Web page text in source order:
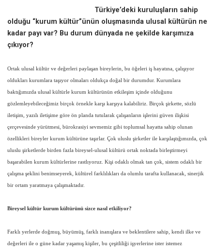
Türkiye’deki kuruluşların sahip
olduğu “kurum kültür”ünün oluşmasında ulusal kültürün ne
kadar payı var? Bu durum dünyada ne şekilde karşımıza
çıkıyor?
Ortak ulusal kültür ve değerleri paylaşan bireylerin, bu öğeleri iş hayatına, çalışıyor
oldukları kurumlara taşıyor olmaları oldukça doğal bir durumdur. Kurumlara
baktığımızda ulusal kültürle kurum kültürünün etkileşim içinde olduğunu
gözlemleyebileceğimiz birçok örnekle karşı karşıya kalabiliriz. Birçok şirkette, sözlü
iletişim, yazılı iletişime göre ön planda tutularak çalışanların işlerini güven ilişkisi
çerçevesinde yürütmesi, bürokrasiyi sevmemiz gibi toplumsal hayatta sahip olunan
özellikleri bireyler kurum kültürüne taşırlar. Çok uluslu şirketler ile karşılaştığımızda, çok
uluslu şirketlerde birden fazla bireysel-ulusal kültürü ortak noktada birleştirmeyi
başarabilen kurum kültürlerine rastlıyoruz. Kişi odaklı olmak tan çok, sistem odaklı bir
çalışma şeklini benimseyerek, kültürel farklılıkları da olumlu tarafta kullanacak, sinerjik
bir ortam yaratmaya çalışmaktadır.
Bireysel kültür kurum kültürünü sizce nasıl etkiliyor?
Farklı yerlerde doğmuş, büyümüş, farklı inanışlara ve beklentilere sahip, kendi ilke ve
değerleri ile o güne kadar yaşamış kişiler, bu çeşitliliği işyerlerine ister istemez